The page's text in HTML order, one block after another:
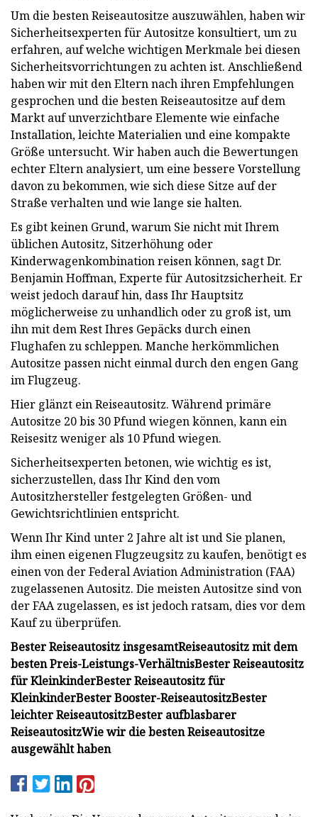
Um die besten Reiseautositze auszuwählen, haben wir
Sicherheitsexperten für Autositze konsultiert, um zu
erfahren, auf welche wichtigen Merkmale bei diesen
Sicherheitsvorrichtungen zu achten ist. Anschließend
haben wir mit den Eltern nach ihren Empfehlungen
gesprochen und die besten Reiseautositze auf dem
Markt auf unverzichtbare Elemente wie einfache
Installation, leichte Materialien und eine kompakte
Größe untersucht. Wir haben auch die Bewertungen
echter Eltern analysiert, um eine bessere Vorstellung
davon zu bekommen, wie sich diese Sitze auf der
Straße verhalten und wie lange sie halten.
Es gibt keinen Grund, warum Sie nicht mit Ihrem
üblichen Autositz, Sitzerhöhung oder
Kinderwagenkombination reisen können, sagt Dr.
Benjamin Hoffman, Experte für Autositzsicherheit. Er
weist jedoch darauf hin, dass Ihr Hauptsitz
möglicherweise zu unhandlich oder zu groß ist, um
ihn mit dem Rest Ihres Gepäcks durch einen
Flughafen zu schleppen. Manche herkömmlichen
Autositze passen nicht einmal durch den engen Gang
im Flugzeug.
Hier glänzt ein Reiseautositz. Während primäre
Autositze 20 bis 30 Pfund wiegen können, kann ein
Reisesitz weniger als 10 Pfund wiegen.
Sicherheitsexperten betonen, wie wichtig es ist,
sicherzustellen, dass Ihr Kind den vom
Autositzhersteller festgelegten Größen- und
Gewichtsrichtlinien entspricht.
Wenn Ihr Kind unter 2 Jahre alt ist und Sie planen,
ihm einen eigenen Flugzeugsitz zu kaufen, benötigt es
einen von der Federal Aviation Administration (FAA)
zugelassenen Autositz. Die meisten Autositze sind von
der FAA zugelassen, es ist jedoch ratsam, dies vor dem
Kauf zu überprüfen.
Bester Reiseautositz insgesamtReiseautositz mit dem
besten Preis-Leistungs-VerhältnisBester Reiseautositz
für KleinkinderBester Reiseautositz für
KleinkinderBester Booster-ReiseautositzBester
leichter ReiseautositzBester aufblasbarer
ReiseautositzWie wir die besten Reiseautositze
ausgewählt haben